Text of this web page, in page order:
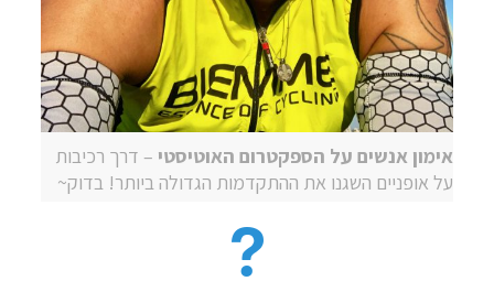
אימון אנשים על הספקטרום האוטיסטי – דרך רכיבות
על אופניים השגנו את ההתקדמות הגדולה ביותר! בדוק~